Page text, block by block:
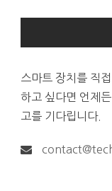
스마트 장치를 직
하고 싶다면 언제
고를 기다립니다.